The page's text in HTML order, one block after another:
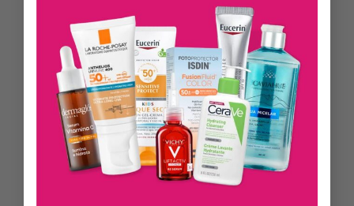
Está especialmente diseñado para que sea más fácil de usar y
sujetar con las manos pequeñas de un bebe
Características
No hay derrames ni complicaciones
Tapa suave mantiene atrapado a los alimentos dentro del
vaso
Color de moda y divertido